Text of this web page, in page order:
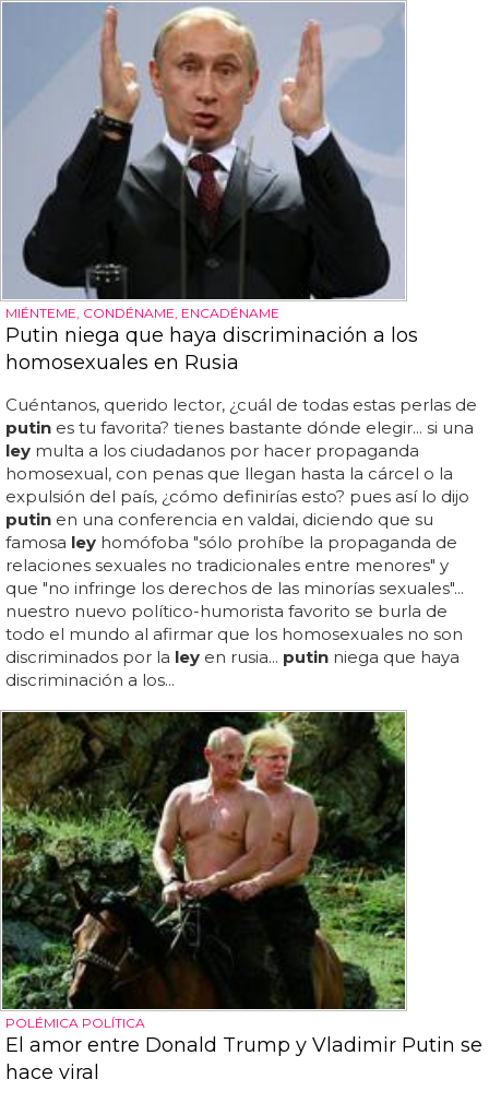
MIÉNTEME, CONDÉNAME, ENCADÉNAME
Putin niega que haya discriminación a los
homosexuales en Rusia
Cuéntanos, querido lector, ¿cuál de todas estas perlas de
putin es tu favorita? tienes bastante dónde elegir... si una
ley multa a los ciudadanos por hacer propaganda
homosexual, con penas que llegan hasta la cárcel o la
expulsión del país, ¿cómo definirías esto? pues así lo dijo
putin en una conferencia en valdai, diciendo que su
famosa ley homófoba "sólo prohíbe la propaganda de
relaciones sexuales no tradicionales entre menores" y
que "no infringe los derechos de las minorías sexuales"...
nuestro nuevo político-humorista favorito se burla de
todo el mundo al afirmar que los homosexuales no son
discriminados por la ley en rusia... putin niega que haya
discriminación a los...
POLÉMICA POLÍTICA
El amor entre Donald Trump y Vladimir Putin se
hace viral